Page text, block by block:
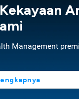
Management